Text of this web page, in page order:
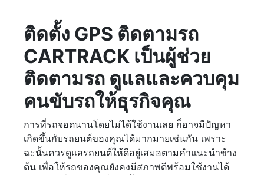
ติดตั้ง GPS ติดตามรถ
CARTRACK เป็นผู้ช่วย
ติดตามรถ ดูแลและควบคุม
คนขับรถให้ธุรกิจคุณ
การที่รถจอดนานโดยไม่ได้ใช้งานเลย ก็อาจมีปัญหา
เกิดขึ้นกับรถยนต์ของคุณได้มากมายเช่นกัน เพราะ
ฉะนั้นควรดูแลรถยนต์ให้ดีอยู่เสมอตามคำแนะนำข้าง
ต้น เพื่อให้รถของคุณยังคงมีสภาพดีพร้อมใช้งานได้